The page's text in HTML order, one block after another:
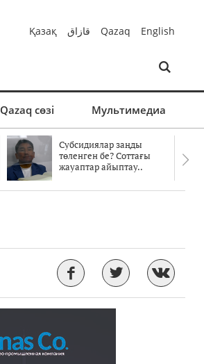
Қазақ قازاق Qazaq English
Qazaq сөзі Мультимедиа
Субсидиялар заңды
төленген бе? Соттағы
жауаптар айыптау..